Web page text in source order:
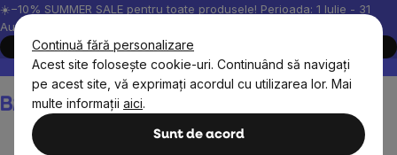
Continuă fără personalizare
Acest site folosește cookie-uri. Continuând să navigați
pe acest site, vă exprimați acordul cu utilizarea lor. Mai
multe informații aici.
Sunt de acord
Treci
la
conținut
☀️−10% SUMMER SALE pentru toate produsele! Perioada: 1 Iulie - 31
August, 2026.
Cumpără acum
Peste 200.000 de recenzii verificate
Produsele noastre sunt
Coş
de